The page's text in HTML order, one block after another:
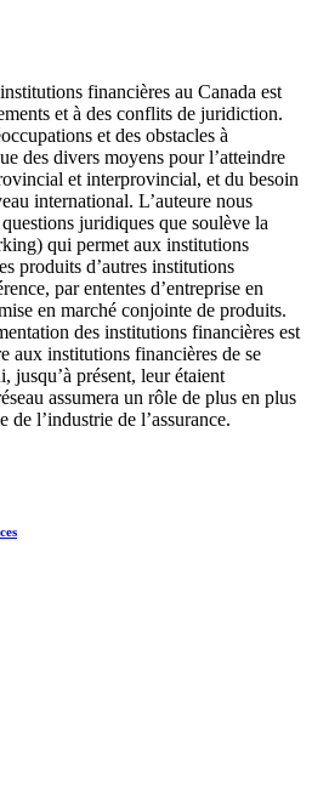
financières au Canada est
et à des conflits de juridiction.
et des obstacles à
des divers moyens pour l’atteindre
et interprovincial, et du besoin
international. L’auteure nous
juridiques que soulève la
qui permet aux institutions
produits d’autres institutions
par ententes d’entreprise en
en marché conjointe de produits.
des institutions financières est
aux institutions financières de se
jusqu’à présent, leur étaient
assumera un rôle de plus en plus
l’industrie de l’assurance.